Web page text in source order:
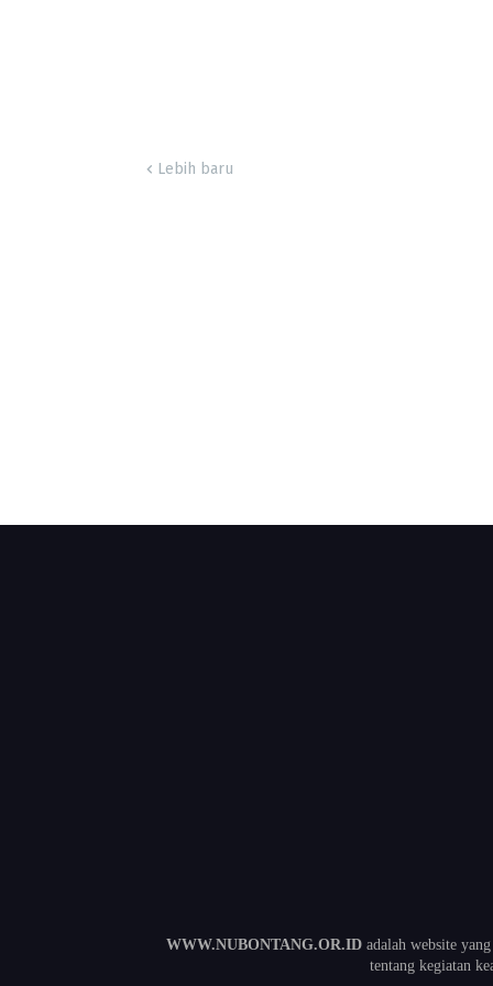
Lebih baru
WWW.NUBONTANG.OR.IDadalah website
tentang kegiatan